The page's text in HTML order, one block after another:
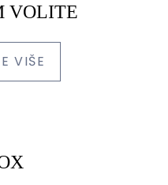
VOLITE
VIŠE